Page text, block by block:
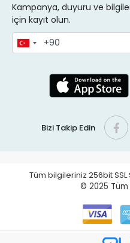
Kampanya, duyuru ve
için kayıt olun.
Bizi Takip Edin
Tüm bilgileriniz 256bit
© 2025 Tüm